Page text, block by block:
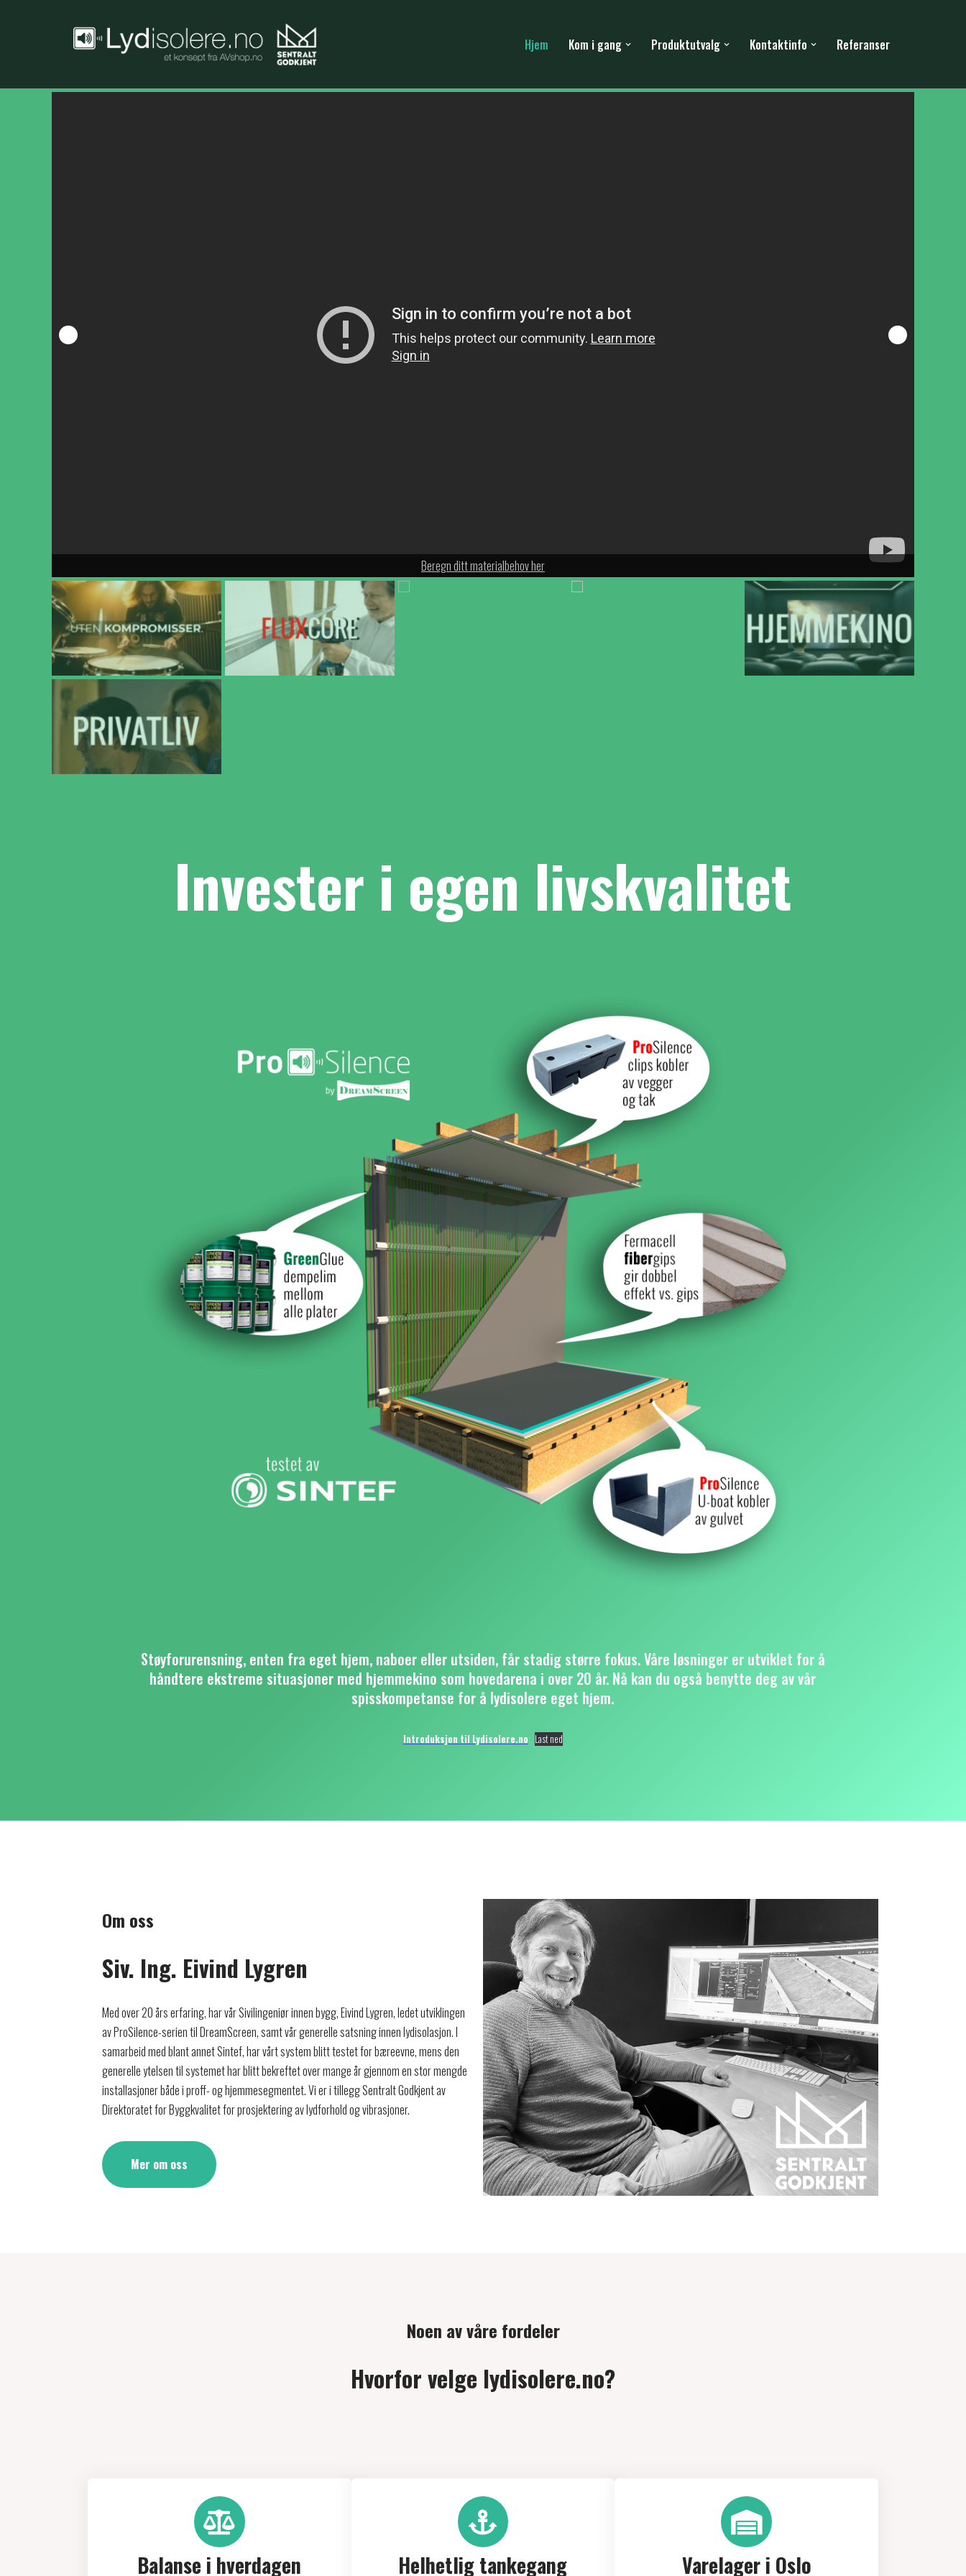
Hjem Kom i gang Produktutvalg Kontaktinfo Referanser
Invester i egen livskvalitet
Støyforurensning, enten fra eget hjem, naboer eller utsiden, får stadig større fokus. Våre løsninger er utviklet for å
håndtere ekstreme situasjoner med hjemmekino som hovedarena i over 20 år. Nå kan du også benytte deg av vår
spisskompetanse for å lydisolere eget hjem.
Introduksjon til Lydisolere.no Last ned
Om oss
Siv. Ing. Eivind Lygren
Med over 20 års erfaring, har vår Sivilingeniør innen bygg, Eivind Lygren, ledet utviklingen
av ProSilence-serien til DreamScreen, samt vår generelle satsning innen lydisolasjon. I
samarbeid med blant annet Sintef, har vårt system blitt testet for bæreevne, mens den
generelle ytelsen til systemet har blitt bekreftet over mange år gjennom en stor mengde
installasjoner både i proff- og hjemmesegmentet. Vi er i tillegg Sentralt Godkjent av
Direktoratet for Byggkvalitet for prosjektering av lydforhold og vibrasjoner.
Mer om oss
Noen av våre fordeler
Hvorfor velge lydisolere.no?
Balanse i hverdagen Helhetlig tankegang Varelager i Oslo